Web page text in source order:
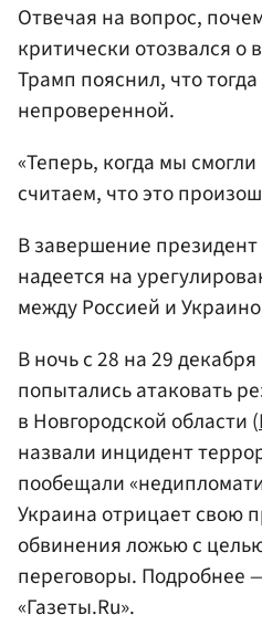
Отвечая на вопрос,
критически отозвался о
Трамп пояснил, что
непроверенной.
«Теперь, когда мы
считаем, что это
В завершение
надеется на
между Россией и
В ночь с 28 на 29
попытались атаковать
в Новгородской области (
назвали инцидент
пообещали
Украина отрицает свою
обвинения ложью с
переговоры. Подробнее
«Газеты.Ru».